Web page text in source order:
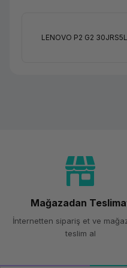
LENOVO P2 G2
Mağazadan
İnternetten sipariş et ve
teslim al